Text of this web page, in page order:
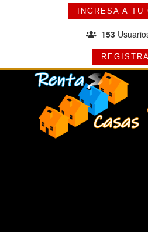
INGRESA A TU
153